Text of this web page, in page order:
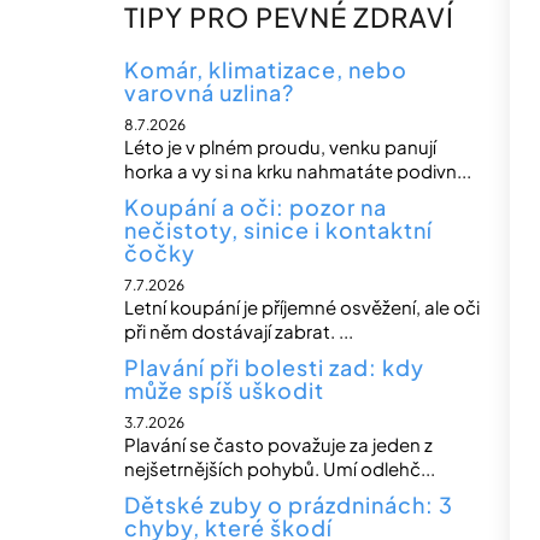
TIPY PRO PEVNÉ ZDRAVÍ
Komár, klimatizace, nebo
varovná uzlina?
8.7.2026
Léto je v plném proudu, venku panují
horka a vy si na krku nahmatáte podivn...
Koupání a oči: pozor na
nečistoty, sinice i kontaktní
čočky
7.7.2026
Letní koupání je příjemné osvěžení, ale oči
při něm dostávají zabrat. ...
Plavání při bolesti zad: kdy
může spíš uškodit
3.7.2026
Plavání se často považuje za jeden z
nejšetrnějších pohybů. Umí odlehč...
Dětské zuby o prázdninách: 3
chyby, které škodí